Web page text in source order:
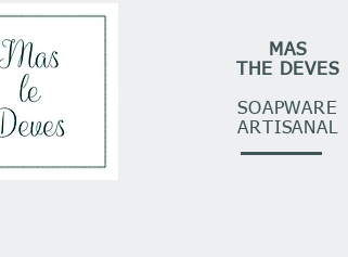
MAS
THE DEVES
SOAPWARE
ARTISANAL